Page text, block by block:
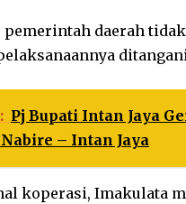
pemerintah daerah
Pj Bupati Intan Jaya
– Intan Jaya
koperasi, Imakulata